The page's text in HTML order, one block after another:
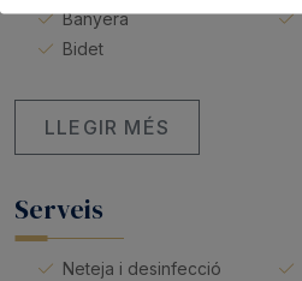
Banyera
Bidet
LLEGIR MÉS
Serveis
Neteja i desinfecció